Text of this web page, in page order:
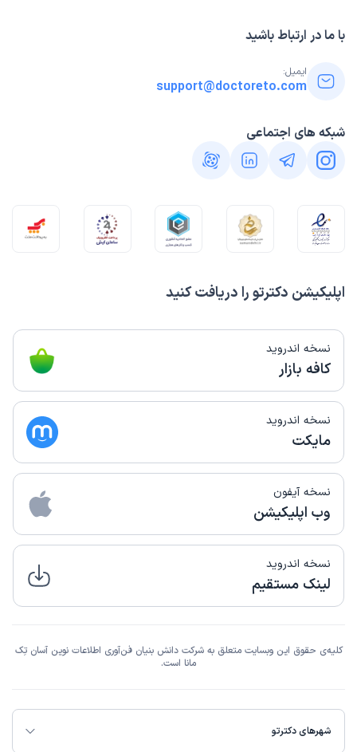
اپلیکیشن دکترتو را دریافت کنید
نسخه اندروید
کافه بازار
نسخه اندروید
مایکت
نسخه آیفون
وب اپلیکیشن
نسخه اندروید
لینک مستقیم
با ما در ارتباط باشید
ایمیل:
support@doctoreto.com
شبکه های اجتماعی
کلیه‌ی حقوق این وبسایت متعلق به شرکت دانش بنیان فن‌آوری اطلاعات نوین آسان تِک
مانا است.
شهرهای دکترتو